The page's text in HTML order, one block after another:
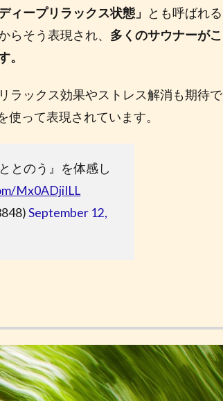
ディープリラックス状態」
とも呼ばれる
らそう表現され、 多くのサウナーがこ
。
ラックス効果やストレス解消も期待で
使って表現されています。
とのう』を体感し
Mx0ADjiILL
September 12,